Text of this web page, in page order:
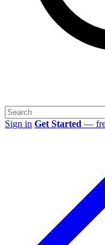
Sign in Get Started —